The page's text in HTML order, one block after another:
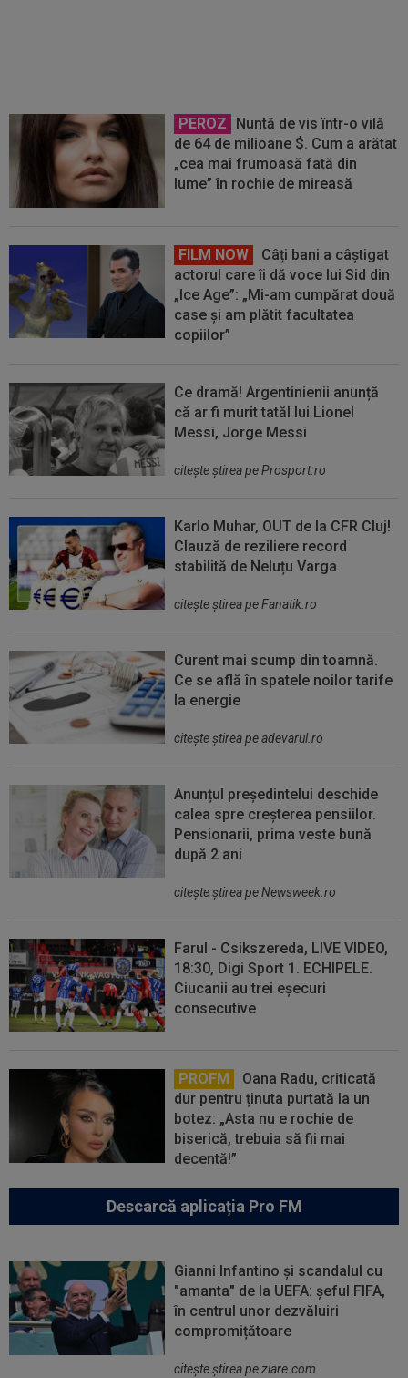
PEROZ
Nuntă de vis într-o vilă
de 64 de milioane $. Cum a arătat
„cea mai frumoasă fată din
lume” în rochie de mireasă
FILM NOW
Câți bani a câștigat
actorul care îi dă voce lui Sid din
„Ice Age”: „Mi-am cumpărat două
case și am plătit facultatea
copiilor”
Ce dramă! Argentinienii anunță
că ar fi murit tatăl lui Lionel
Messi, Jorge Messi
citeşte ştirea pe Prosport.ro
Karlo Muhar, OUT de la CFR Cluj!
Clauză de reziliere record
stabilită de Neluțu Varga
citeşte ştirea pe Fanatik.ro
Curent mai scump din toamnă.
Ce se află în spatele noilor tarife
la energie
citeşte ştirea pe adevarul.ro
Anunțul președintelui deschide
calea spre creșterea pensiilor.
Pensionarii, prima veste bună
după 2 ani
citeşte ştirea pe Newsweek.ro
Farul - Csikszereda, LIVE VIDEO,
18:30, Digi Sport 1. ECHIPELE.
Ciucanii au trei eșecuri
consecutive
PROFM
Oana Radu, criticată
dur pentru ținuta purtată la un
botez: „Asta nu e rochie de
biserică, trebuia să fii mai
decentă!”
Descarcă aplicația Pro FM
Gianni Infantino și scandalul cu
"amanta" de la UEFA: șeful FIFA,
în centrul unor dezvăluiri
compromițătoare
citeşte ştirea pe ziare.com